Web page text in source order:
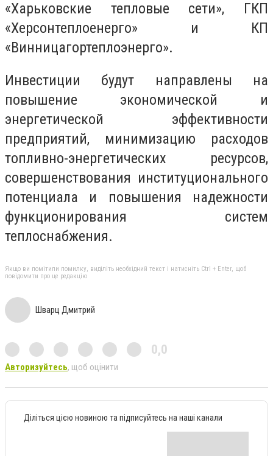
«Харьковские тепловые сети», ГКП
«Херсонтеплоенерго» и КП
«Винницагортеплоэнерго».
Инвестиции будут направлены на
повышение экономической и
энергетической эффективности
предприятий, минимизацию расходов
топливно-энергетических ресурсов,
совершенствования институционального
потенциала и повышения надежности
функционирования систем
теплоснабжения.
Якщо ви помітили помилку, виділіть необхідний текст і натисніть Ctrl + Enter, щоб
повідомити про це редакцію
Шварц Дмитрий
0,0
Авторизуйтесь, щоб оцінити
Діліться цією новиною та підписуйтесь на наші канали